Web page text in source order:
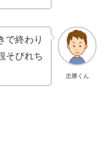
忠勝くん
で終わり
そびれち